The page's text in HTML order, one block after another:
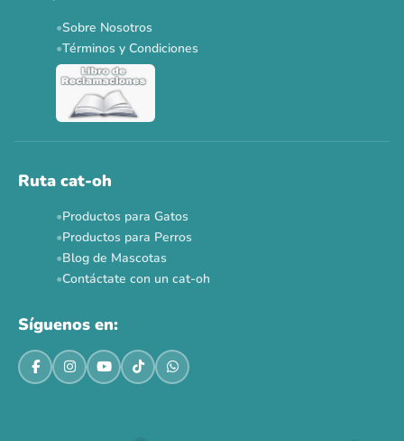
Ver todas las promos 🐾
Sobre Nosotros
Términos y Condiciones
Ruta cat-oh
Productos para Gatos
Productos para Perros
Blog de Mascotas
Contáctate con un cat-oh
Síguenos en: